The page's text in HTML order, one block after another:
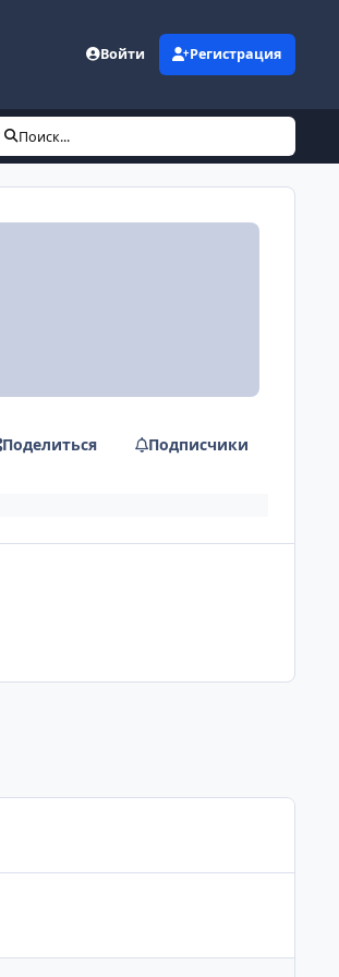
Войти Регистрация
Поиск...
Поделиться Подписчики